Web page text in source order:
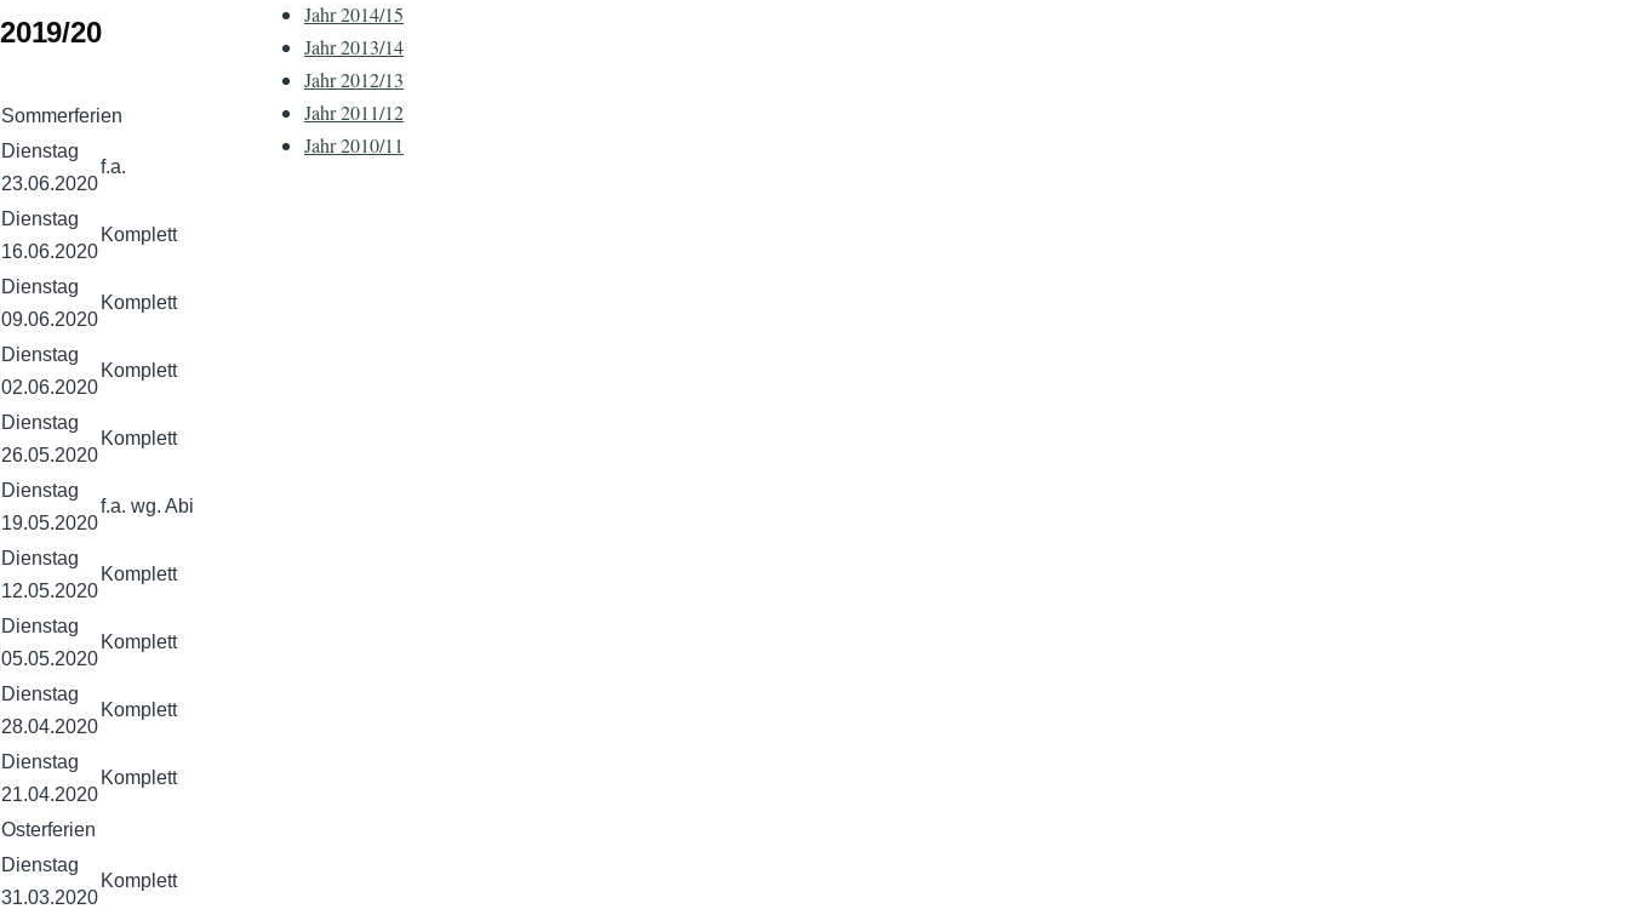
2019/20
Sommerferien
Dienstag
23.06.2020
f.a.
Dienstag
16.06.2020
Komplett
Dienstag
09.06.2020
Komplett
Dienstag
02.06.2020
Komplett
Dienstag
26.05.2020
Komplett
Dienstag
19.05.2020
f.a. wg. Abi
Dienstag
12.05.2020
Komplett
Dienstag
05.05.2020
Komplett
Dienstag
28.04.2020
Komplett
Dienstag
21.04.2020
Komplett
Osterferien
Dienstag
31.03.2020
Komplett
Jahr 2014/15
Jahr 2013/14
Jahr 2012/13
Jahr 2011/12
Jahr 2010/11